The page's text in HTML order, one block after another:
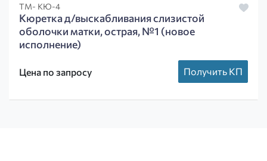
ТМ- КЮ-4
Кюретка д/выскабливания слизистой
оболочки матки, острая, №1 (новое
исполнение)
Цена по запросу Получить КП